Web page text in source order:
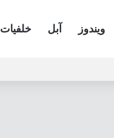
ويندوز آبل خلفيات